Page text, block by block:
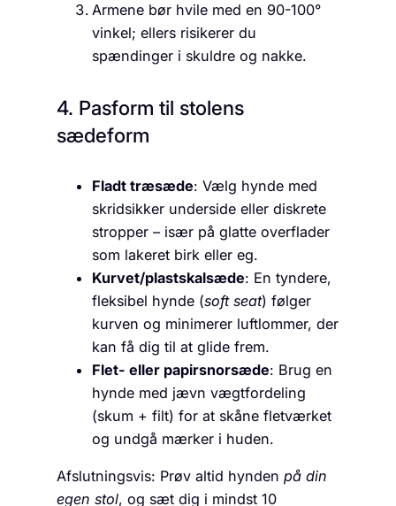
Armene bør hvile med en 90-100°
vinkel; ellers risikerer du
spændinger i skuldre og nakke.
4. Pasform til stolens
sædeform
Fladt træsæde: Vælg hynde med
skridsikker underside eller diskrete
stropper – især på glatte overflader
som lakeret birk eller eg.
Kurvet/plastskalsæde: En tyndere,
fleksibel hynde (soft seat) følger
kurven og minimerer luftlommer, der
kan få dig til at glide frem.
Flet- eller papirsnorsæde: Brug en
hynde med jævn vægtfordeling
(skum + filt) for at skåne fletværket
og undgå mærker i huden.
Afslutningsvis: Prøv altid hynden på din
egen stol, og sæt dig i mindst 10